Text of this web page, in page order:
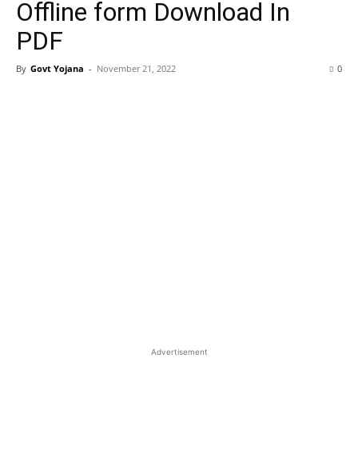
Offline form Download In
PDF
By Govt Yojana - November 21, 2022 0
Advertisement